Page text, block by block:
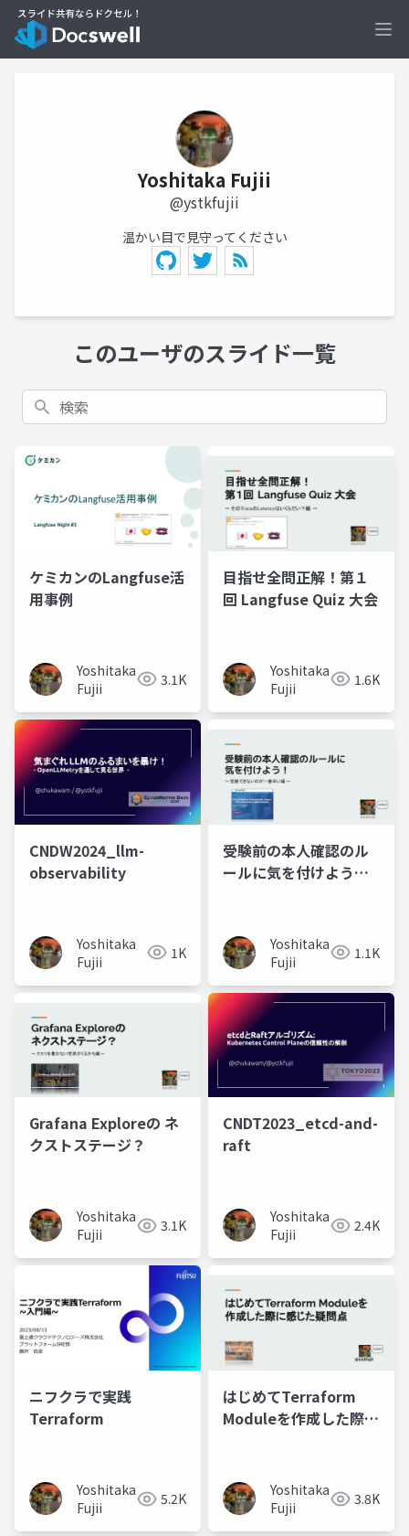
Yoshitaka Fujii
@ystkfujii
温かい目で見守ってください
このユーザのスライド一覧
検索
ケミカンのLangfuse活
用事例
Yoshitaka
Fujii
3.1K
目指せ全問正解！第１
回 Langfuse Quiz 大会
Yoshitaka
Fujii
1.6K
CNDW2024_llm-
observability
Yoshitaka
Fujii
1K
受験前の本人確認のル
ールに気を付けよう！~
Yoshitaka
Fujii
1.1K
Grafana Exploreの ネ
クストステージ？
Yoshitaka
Fujii
3.1K
CNDT2023_etcd-and-
raft
Yoshitaka
Fujii
2.4K
ニフクラで実践
Terraform
Yoshitaka
Fujii
5.2K
はじめてTerraform
Moduleを作成した際に
Yoshitaka
Fujii
3.8K